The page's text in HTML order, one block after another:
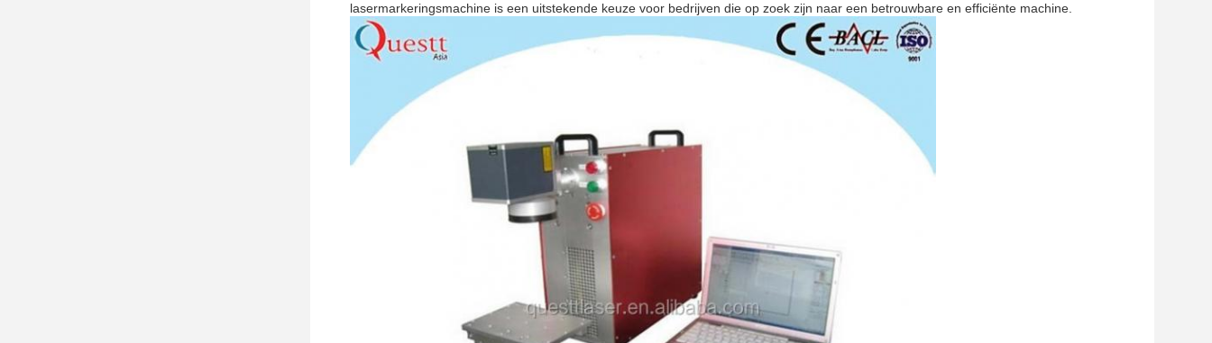
lasermarkeringsmachine is een uitstekende keuze voor bedrijven die op zoek zijn naar een betrouwbare en efficiënte machine.